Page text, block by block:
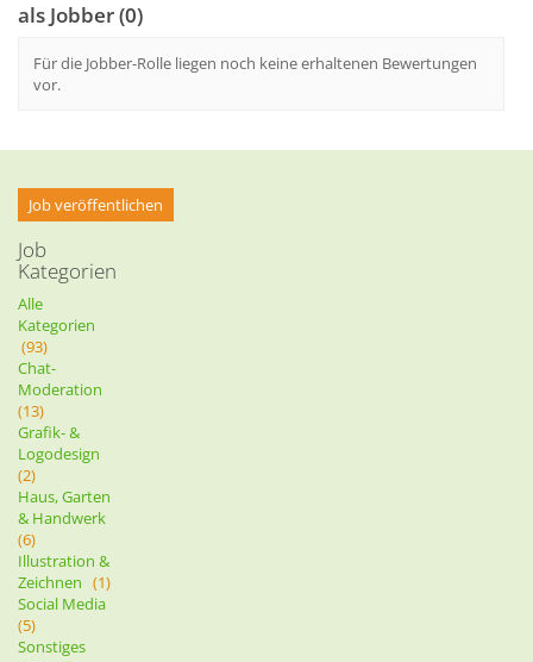
als Jobber (0)
Für die Jobber-Rolle liegen noch keine erhaltenen Bewertungen
vor.
Job veröffentlichen
Job
Kategorien
Alle
Kategorien
(93)
Chat-
Moderation
(13)
Grafik- &
Logodesign
(2)
Haus, Garten
& Handwerk
(6)
Illustration &
Zeichnen (1)
Social Media
(5)
Sonstiges